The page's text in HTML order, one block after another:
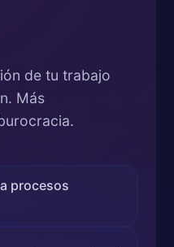
de tu trabajo
Más
procesos